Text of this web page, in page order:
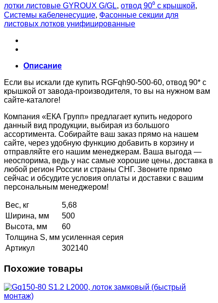
лотки листовые GYROUX G/GL, отвод 90⁰ с крышкой,
Системы кабеленесущие, Фасонные секции для
листовых лотков унифицированные
Описание
Если вы искали где купить RGFqh90-500-60, отвод 90* с
крышкой от завода-производителя, то вы на нужном вам
сайте-каталоге!
Компания «ЕКА Групп» предлагает купить недорого
данный вид продукции, выбирая из большого
ассортимента. Собирайте ваш заказ прямо на нашем
сайте, через удобную функцию добавить в корзину и
отправляйте его нашим менеджерам. Ваша выгода —
неоспорима, ведь у нас самые хорошие цены, доставка в
любой регион России и страны СНГ. Звоните прямо
сейчас и обсудите условия оплаты и доставки с вашим
персональным менеджером!
Вес, кг
5,68
Ширина, мм
500
Высота, мм
60
Толщина S, мм усиленная серия
Артикул
302140
Похожие товары